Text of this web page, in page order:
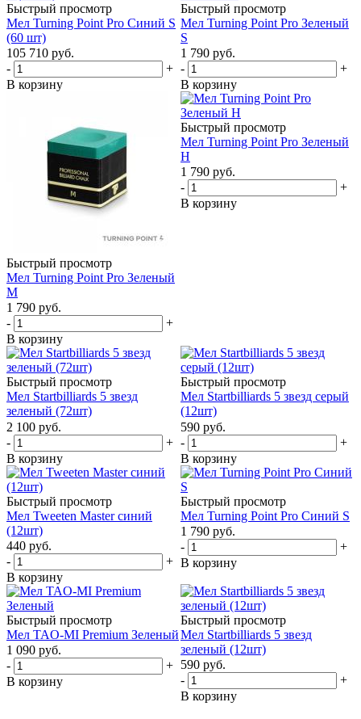
Быстрый просмотр
Мел Turning Point Pro Синий S
(60 шт)
105 710 руб.
-
+
В корзину
Быстрый просмотр
Мел Turning Point Pro Зеленый
S
1 790 руб.
-
+
В корзину
Быстрый просмотр
Мел Turning Point Pro Зеленый
M
1 790 руб.
-
+
В корзину
Быстрый просмотр
Мел Turning Point Pro Зеленый
H
1 790 руб.
-
+
В корзину
Быстрый просмотр
Мел Startbilliards 5 звезд
зеленый (72шт)
2 100 руб.
-
+
В корзину
Быстрый просмотр
Мел Startbilliards 5 звезд серый
(12шт)
590 руб.
-
+
В корзину
Быстрый просмотр
Мел Tweeten Master синий
(12шт)
440 руб.
-
+
В корзину
Быстрый просмотр
Мел Turning Point Pro Синий S
1 790 руб.
-
+
В корзину
Быстрый просмотр
Мел TAO-MI Premium Зеленый
1 090 руб.
-
+
В корзину
Быстрый просмотр
Мел Startbilliards 5 звезд
зеленый (12шт)
590 руб.
-
+
В корзину